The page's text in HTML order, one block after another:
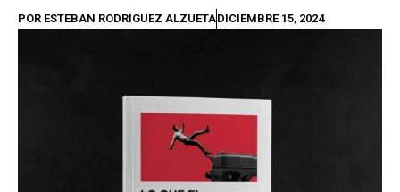
POR ESTEBAN RODRÍGUEZ ALZUETADICIEMBRE 15, 2024